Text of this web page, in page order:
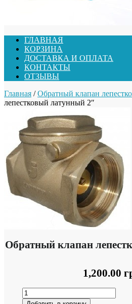
ГЛАВНАЯ
КОРЗИНА
ДОСТАВКА И ОПЛАТА
КОНТАКТЫ
ОТЗЫВЫ
Главная /Обратный клапан
лепестковый латунный 2″
Обратный клапан
1,200.00